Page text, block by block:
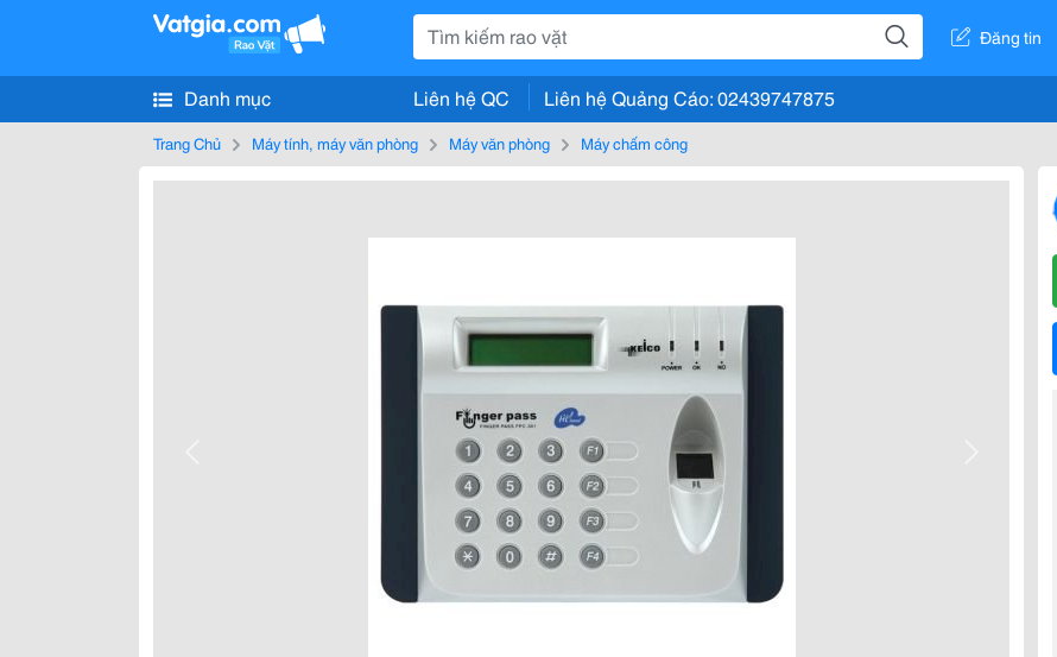
Đăng tin
Danh mục Liên hệ QC Liên hệ Quảng Cáo: 02439747875
Trang Chủ Máy tính, máy văn phòng Máy văn phòng Máy chấm công